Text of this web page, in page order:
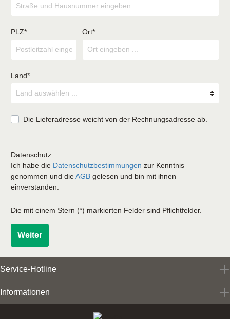
PLZ* Ort*
Land*
Die Lieferadresse weicht von der Rechnungsadresse ab.
Datenschutz
Ich habe die Datenschutzbestimmungen zur Kenntnis
genommen und dieAGB gelesen und bin mit ihnen
einverstanden.
Die mit einem Stern (*) markierten Felder sind Pflichtfelder.
Weiter
Service-Hotline
Informationen